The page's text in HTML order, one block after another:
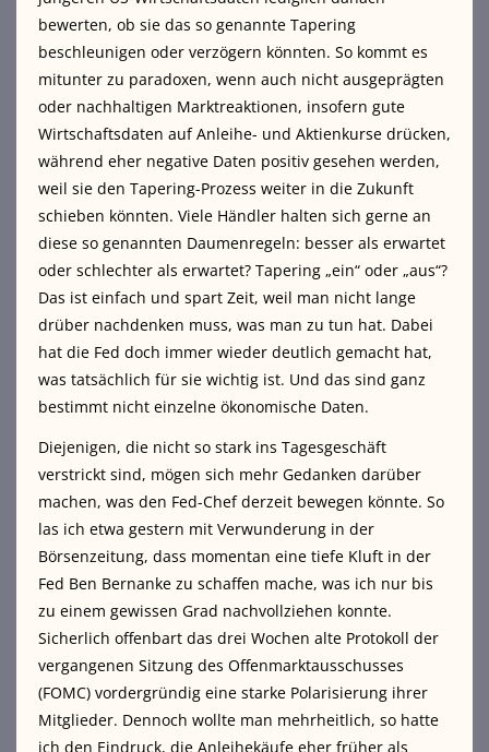
bewerten, ob sie das so genannte Tapering
beschleunigen oder verzögern könnten. So kommt es
mitunter zu paradoxen, wenn auch nicht ausgeprägten
oder nachhaltigen Marktreaktionen, insofern gute
Wirtschaftsdaten auf Anleihe- und Aktienkurse drücken,
während eher negative Daten positiv gesehen werden,
weil sie den Tapering-Prozess weiter in die Zukunft
schieben könnten. Viele Händler halten sich gerne an
diese so genannten Daumenregeln: besser als erwartet
oder schlechter als erwartet? Tapering „ein“ oder „aus“?
Das ist einfach und spart Zeit, weil man nicht lange
drüber nachdenken muss, was man zu tun hat. Dabei
hat die Fed doch immer wieder deutlich gemacht hat,
was tatsächlich für sie wichtig ist. Und das sind ganz
bestimmt nicht einzelne ökonomische Daten.
Diejenigen, die nicht so stark ins Tagesgeschäft
verstrickt sind, mögen sich mehr Gedanken darüber
machen, was den Fed-Chef derzeit bewegen könnte. So
las ich etwa gestern mit Verwunderung in der
Börsenzeitung, dass momentan eine tiefe Kluft in der
Fed Ben Bernanke zu schaffen mache, was ich nur bis
zu einem gewissen Grad nachvollziehen konnte.
Sicherlich offenbart das drei Wochen alte Protokoll der
vergangenen Sitzung des Offenmarktausschusses
(FOMC) vordergründig eine starke Polarisierung ihrer
Mitglieder. Dennoch wollte man mehrheitlich, so hatte
ich den Eindruck, die Anleihekäufe eher früher als